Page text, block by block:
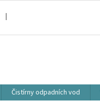
Čistírny odpadních vod